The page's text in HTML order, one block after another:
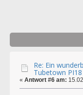
Re: Ein
Tubetown PI18
« Antwort #6 am: